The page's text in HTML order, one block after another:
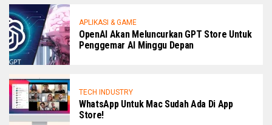
APLIKASI & GAME
OpenAI Akan Meluncurkan GPT Store Untuk
Penggemar AI Minggu Depan
TECH INDUSTRY
WhatsApp Untuk Mac Sudah Ada Di App
Store!